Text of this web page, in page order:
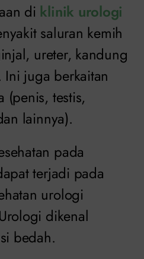
di klinik urologi
saluran kemih
ureter, kandung
juga berkaitan
(penis, testis,
lainnya).
pada
terjadi pada
urologi
dikenal
bedah.